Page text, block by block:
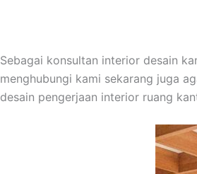
Sebagai konsultan interior desain
menghubungi kami sekarang juga
desain pengerjaan interior ruang